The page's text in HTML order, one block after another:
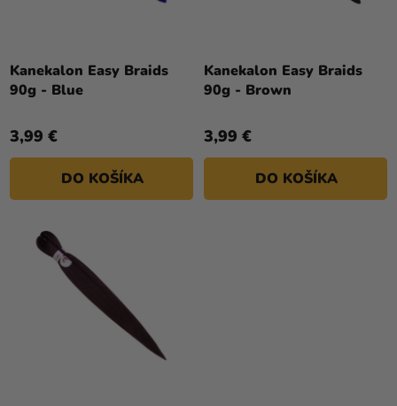
produkty
Výpredaj
nás
Párty
Blog
Kontakt
T
O
Kanekalon Easy Braids
90g - Blue
3,99 €
DO KOŠÍKA
Kanekalon Easy Braids
90g - Brown
3,99 €
DO KOŠÍKA